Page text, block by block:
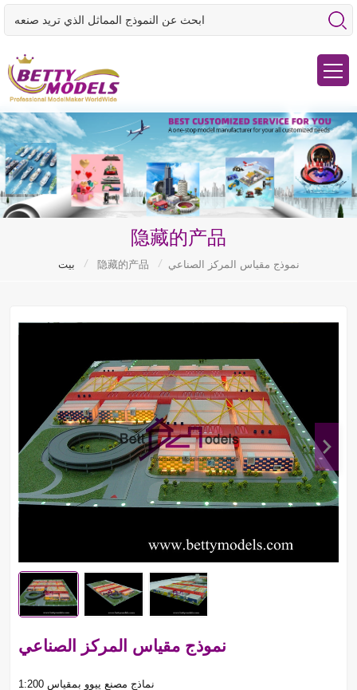
隐藏的产品
بيت / 隐藏的产品 / نموذج مقياس المركز الصناعي
نموذج مقياس المركز الصناعي
نماذج مصنع ييوو بمقياس 1:200